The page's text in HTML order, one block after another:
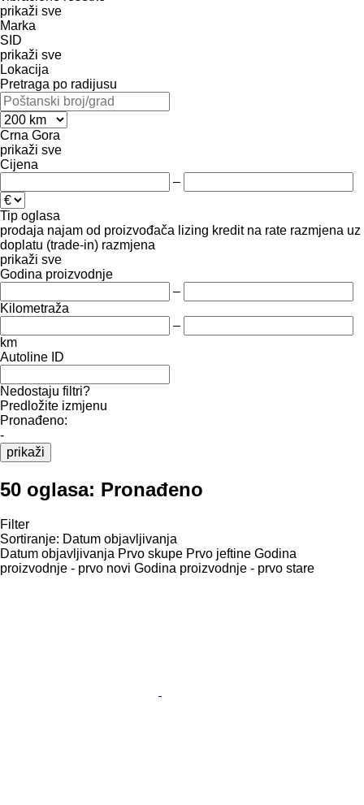
prikaži sve
Marka
SID
prikaži sve
Lokacija
Pretraga po radijusu
Crna Gora
prikaži sve
Cijena
–
Tip oglasa
prodaja najam od proizvođača lizing kredit na rate razmjena uz
doplatu (trade-in) razmjena
prikaži sve
Godina proizvodnje
–
Kilometraža
–
km
Autoline ID
Nedostaju filtri?
Predložite izmjenu
Pronađeno:
-
prikaži
50 oglasa: Pronađeno
Filter
Sortiranje: Datum objavljivanja
Datum objavljivanja Prvo skupe Prvo jeftine Godina
proizvodnje - prvo novi Godina proizvodnje - prvo stare